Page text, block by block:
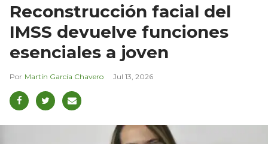
Reconstrucción facial del
IMSS devuelve funciones
esenciales a joven
Martín García Chavero Jul 13, 2026